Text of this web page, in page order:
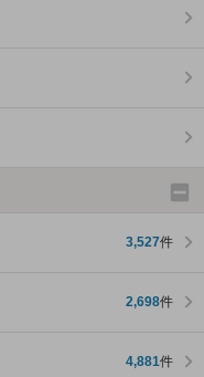
3,527件
2,698件
4,881件